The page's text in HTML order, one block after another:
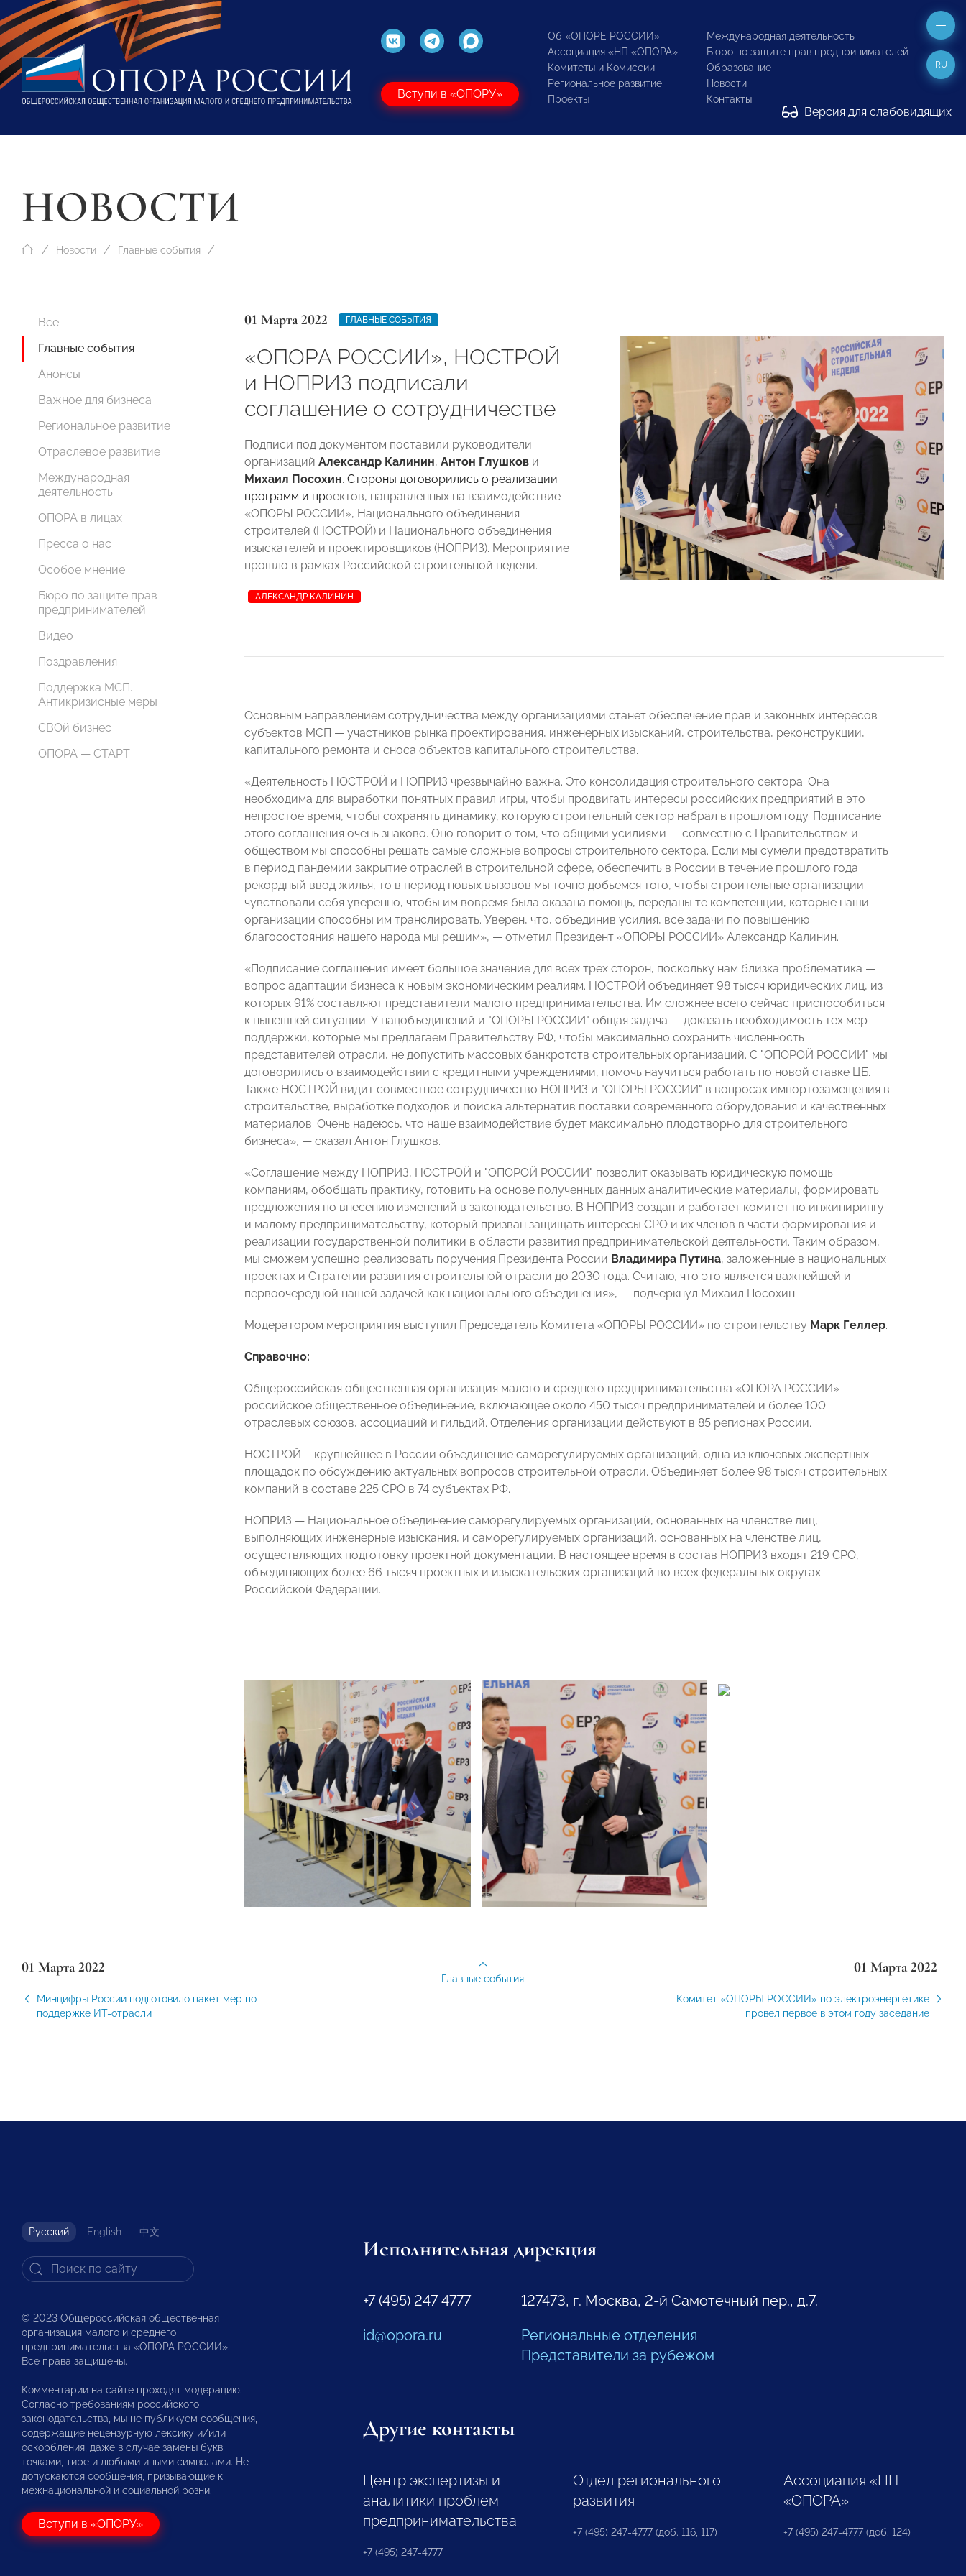
Вступи в «ОПОРУ»
Об «ОПОРЕ РОССИИ»
Ассоциация «НП «ОПОРА»
Комитеты и Комиссии
Региональное развитие
Проекты
Международная деятельность
Бюро по защите прав предпринимателей
Образование
Новости
Контакты
Версия для слабовидящих
RU
НОВОСТИ
Новости Главные события
Все
Главные события
Анонсы
Важное для бизнеса
Региональное развитие
Отраслевое развитие
Международная
деятельность
ОПОРА в лицах
Пресса о нас
Особое мнение
Бюро по защите прав
предпринимателей
Видео
Поздравления
Поддержка МСП.
Антикризисные меры
СВОй бизнес
ОПОРА — СТАРТ
01 Марта 2022 ГЛАВНЫЕ СОБЫТИЯ
«ОПОРА РОССИИ», НОСТРОЙ
и НОПРИЗ подписали
соглашение о сотрудничестве
Подписи под документом поставили руководители
организаций Александр Калинин, Антон Глушков и
Михаил Посохин. Стороны договорились о реализации
программ и проектов, направленных на взаимодействие
«ОПОРЫ РОССИИ», Национального объединения
строителей (НОСТРОЙ) и Национального объединения
изыскателей и проектировщиков (НОПРИЗ). Мероприятие
прошло в рамках Российской строительной недели.
АЛЕКСАНДР КАЛИНИН
Основным направлением сотрудничества между организациями станет обеспечение прав и законных интересов
субъектов МСП — участников рынка проектирования, инженерных изысканий, строительства, реконструкции,
капитального ремонта и сноса объектов капитального строительства.
«Деятельность НОСТРОЙ и НОПРИЗ чрезвычайно важна. Это консолидация строительного сектора. Она
необходима для выработки понятных правил игры, чтобы продвигать интересы российских предприятий в это
непростое время, чтобы сохранять динамику, которую строительный сектор набрал в прошлом году. Подписание
этого соглашения очень знаково. Оно говорит о том, что общими усилиями — совместно с Правительством и
обществом мы способны решать самые сложные вопросы строительного сектора. Если мы сумели предотвратить
в период пандемии закрытие отраслей в строительной сфере, обеспечить в России в течение прошлого года
рекордный ввод жилья, то в период новых вызовов мы точно добьемся того, чтобы строительные организации
чувствовали себя уверенно, чтобы им вовремя была оказана помощь, переданы те компетенции, которые наши
организации способны им транслировать. Уверен, что, объединив усилия, все задачи по повышению
благосостояния нашего народа мы решим», — отметил Президент «ОПОРЫ РОССИИ» Александр Калинин.
«Подписание соглашения имеет большое значение для всех трех сторон, поскольку нам близка проблематика —
вопрос адаптации бизнеса к новым экономическим реалиям. НОСТРОЙ объединяет 98 тысяч юридических лиц, из
которых 91% составляют представители малого предпринимательства. Им сложнее всего сейчас приспособиться
к нынешней ситуации. У нацобъединений и "ОПОРЫ РОССИИ" общая задача — доказать необходимость тех мер
поддержки, которые мы предлагаем Правительству РФ, чтобы максимально сохранить численность
представителей отрасли, не допустить массовых банкротств строительных организаций. С "ОПОРОЙ РОССИИ" мы
договорились о взаимодействии с кредитными учреждениями, помочь научиться работать по новой ставке ЦБ.
Также НОСТРОЙ видит совместное сотрудничество НОПРИЗ и "ОПОРЫ РОССИИ" в вопросах импортозамещения в
строительстве, выработке подходов и поиска альтернатив поставки современного оборудования и качественных
материалов. Очень надеюсь, что наше взаимодействие будет максимально плодотворно для строительного
бизнеса», — сказал Антон Глушков.
«Соглашение между НОПРИЗ, НОСТРОЙ и "ОПОРОЙ РОССИИ" позволит оказывать юридическую помощь
компаниям, обобщать практику, готовить на основе полученных данных аналитические материалы, формировать
предложения по внесению изменений в законодательство. В НОПРИЗ создан и работает комитет по инжинирингу
и малому предпринимательству, который призван защищать интересы СРО и их членов в части формирования и
реализации государственной политики в области развития предпринимательской деятельности. Таким образом,
мы сможем успешно реализовать поручения Президента России Владимира Путина, заложенные в национальных
проектах и Стратегии развития строительной отрасли до 2030 года. Считаю, что это является важнейшей и
первоочередной нашей задачей как национального объединения», — подчеркнул Михаил Посохин.
Модератором мероприятия выступил Председатель Комитета «ОПОРЫ РОССИИ» по строительству Марк Геллер.
Справочно:
Общероссийская общественная организация малого и среднего предпринимательства «ОПОРА РОССИИ» —
российское общественное объединение, включающее около 450 тысяч предпринимателей и более 100
отраслевых союзов, ассоциаций и гильдий. Отделения организации действуют в 85 регионах России.
НОСТРОЙ —крупнейшее в России объединение саморегулируемых организаций, одна из ключевых экспертных
площадок по обсуждению актуальных вопросов строительной отрасли. Объединяет более 98 тысяч строительных
компаний в составе 225 СРО в 74 субъектах РФ.
НОПРИЗ — Национальное объединение саморегулируемых организаций, основанных на членстве лиц,
выполняющих инженерные изыскания, и саморегулируемых организаций, основанных на членстве лиц,
осуществляющих подготовку проектной документации. В настоящее время в состав НОПРИЗ входят 219 CРО,
объединяющих более 66 тысяч проектных и изыскательских организаций во всех федеральных округах
Российской Федерации.
01 Марта 2022
Минцифры России подготовило пакет мер по
поддержке ИТ-отрасли
01 Марта 2022
Комитет «ОПОРЫ РОССИИ» по электроэнергетике
провел первое в этом году заседание
Главные события
Русский English 中文
© 2023 Общероссийская общественная
организация малого и среднего
предпринимательства «ОПОРА РОССИИ».
Все права защищены.
Комментарии на сайте проходят модерацию.
Согласно требованиям российского
законодательства, мы не публикуем сообщения,
содержащие нецензурную лексику и/или
оскорбления, даже в случае замены букв
точками, тире и любыми иными символами. Не
допускаются сообщения, призывающие к
межнациональной и социальной розни.
Вступи в «ОПОРУ»
Исполнительная дирекция
+7 (495) 247 4777
id@opora.ru
127473, г. Москва, 2-й Самотечный пер., д.7.
Региональные отделения
Представители за рубежом
Другие контакты
Центр экспертизы и
аналитики проблем
предпринимательства
+7 (495) 247-4777
Отдел регионального
развития
+7 (495) 247-4777 (доб. 116, 117)
Ассоциация «НП
«ОПОРА»
+7 (495) 247-4777 (доб. 124)